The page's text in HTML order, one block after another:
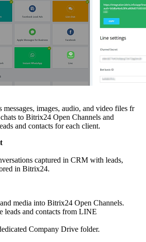
messages, images, audio, and video files fr
to Bitrix24 Open Channels and
and contacts for each client.
captured in CRM with leads,
in Bitrix24.
media into Bitrix24 Open Channels.
leads and contacts from LINE
Company Drive folder.